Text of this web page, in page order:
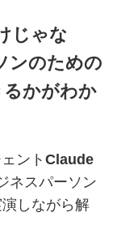
じゃな
ンのための
るかがわか
ントClaude
ネスパーソン
しながら解